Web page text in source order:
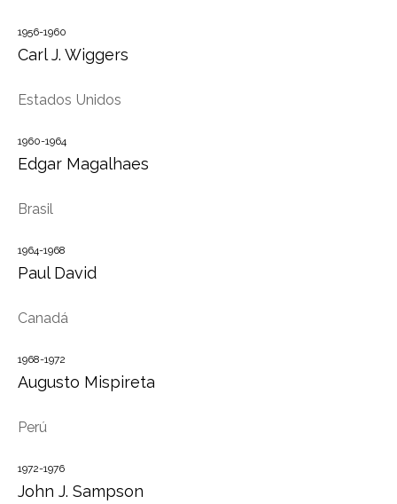
1956-1960
Carl J. Wiggers
Estados Unidos
1960-1964
Edgar Magalhaes
Brasil
1964-1968
Paul David
Canadá
1968-1972
Augusto Mispireta
Perú
1972-1976
John J. Sampson